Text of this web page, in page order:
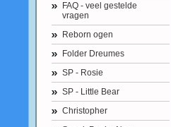
FAQ - veel gestelde
vragen
Reborn ogen
Folder Dreumes
SP - Rosie
SP - Little Bear
Christopher